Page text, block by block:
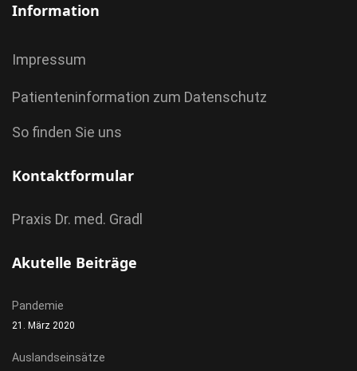
Information
Impressum
Patienteninformation zum Datenschutz
So finden Sie uns
Kontaktformular
Praxis Dr. med. Gradl
Akutelle Beiträge
Pandemie
21. März 2020
Auslandseinsätze